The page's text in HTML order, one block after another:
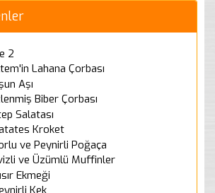
2
Lahana Çorbası
Aşı
Biber Çorbası
Salatası
Kroket
ve Peynirli Poğaça
ve Üzümlü Muffinler
Ekmeği